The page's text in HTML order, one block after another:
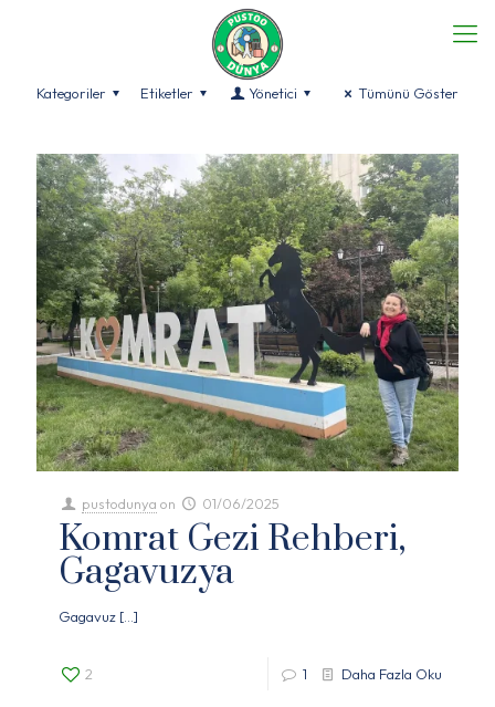
Kategoriler Etiketler Yönetici Tümünü Göster
pustodunya on 01/06/2025
Komrat Gezi Rehberi,
Gagavuzya
Gagavuz […]
2 1 Daha Fazla Oku